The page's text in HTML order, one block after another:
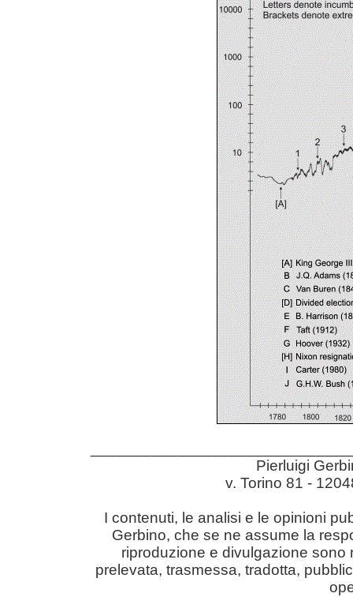
Pierluigi
v. Torino 81 -
I contenuti, le analisi e le opinioni
Gerbino, che se ne assume la
riproduzione e divulgazione sono
prelevata, trasmessa, tradotta,